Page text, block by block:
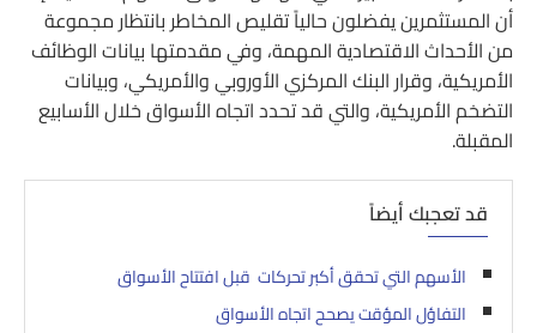
أن المستثمرين يفضلون حالياً تقليص المخاطر بانتظار مجموعة
من الأحداث الاقتصادية المهمة، وفي مقدمتها بيانات الوظائف
الأمريكية، وقرار البنك المركزي الأوروبي والأمريكي، وبيانات
التضخم الأمريكية، والتي قد تحدد اتجاه الأسواق خلال الأسابيع
المقبلة.
قد تعجبك أيضاً
الأسهم التي تحقق أكبر تحركات قبل افتتاح الأسواق
التفاؤل المؤقت يصحح اتجاه الأسواق